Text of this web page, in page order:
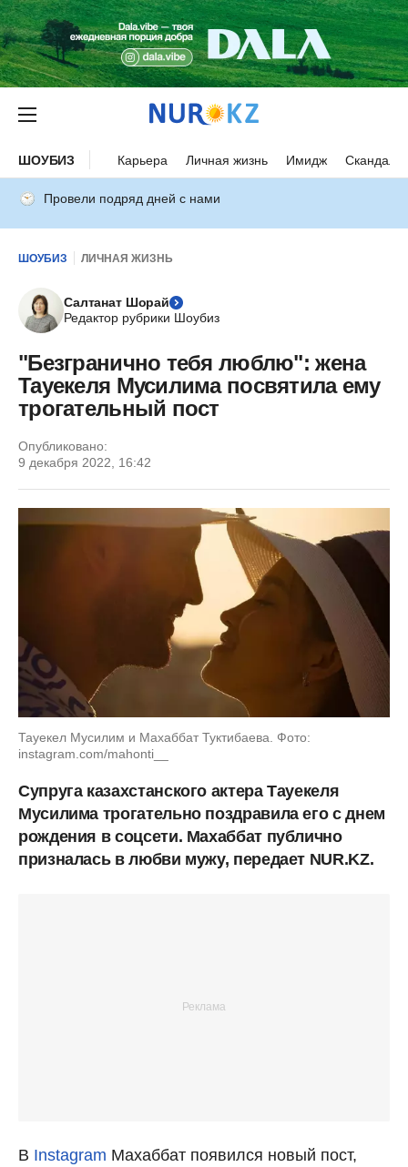
ШОУБИЗ Карьера Личная жизнь Имидж Скандалы
Провели подряд дней с нами
ШОУБИЗ ЛИЧНАЯ ЖИЗНЬ
Салтанат Шорай
Редактор рубрики Шоубиз
"Безгранично тебя люблю": жена
Тауекеля Мусилима посвятила ему
трогательный пост
Опубликовано:
9 декабря 2022, 16:42
Тауекел Мусилим и Махаббат Туктибаева. Фото:
instagram.com/mahonti__
Супруга казахстанского актера Тауекеля
Мусилима трогательно поздравила его с днем
рождения в соцсети. Махаббат публично
призналась в любви мужу, передает NUR.KZ.
В Instagram Махаббат появился новый пост,